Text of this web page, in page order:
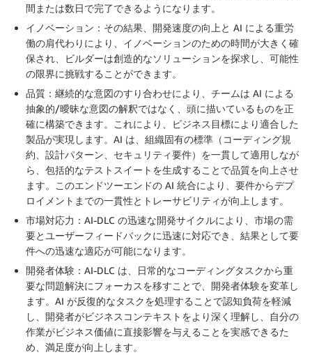
間または数日で完了できるようになります。
イノベーション ：その結果、開発速度の向上と AI による重労
働の肩代わりにより、イノベーションのための時間が大きく確
保され、ビルダーは創造的なソリューションを探求し、可能性
の限界に挑戦することができます。
品質 ：継続的な意図のすり合わせにより、チームは AI による
抽象的/曖昧な意図の解釈ではなく、頭に描いているものを正
確に構築できます。これにより、ビジネス目標により適合した
製品が実現します。AI は、組織固有の標準（コーディング規
約、設計パターン、セキュリティ要件）を一貫して適用しなが
ら、包括的なテストスイートを生成することで品質を向上させ
ます。このエンドツーエンドの AI 統合により、要件からデプ
ロイメントまでの一貫性とトレーサビリティが向上します。
市場対応力 ：AI-DLC の迅速な開発サイクルにより、市場の需
要とユーザーフィードバックに迅速に対応でき、結果として要
件への迅速な適応が可能になります。
開発者体験 ：AI-DLC は、日常的なコーディングタスクから重
要な問題解決にフォーカスを移すことで、開発者体験を変革し
ます。AI が反復的なタスクを処理することで認知負荷を軽減
し、開発者がビジネスコンテキストをより深く理解し、自分の
作業がビジネス価値に直接影響を与えることを実感できるた
め、満足度が向上します。